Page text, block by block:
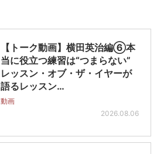
【トーク動画】横田英治編⑥本
当に役立つ練習は“つまらない”
レッスン・オブ・ザ・イヤーが
語るレッスン…
動画
2026.08.06